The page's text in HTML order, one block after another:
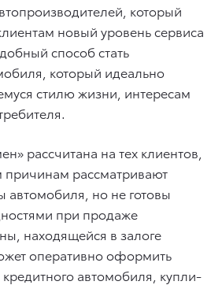
который
новый уровень сервиса
способ стать
который идеально
стилю жизни, интересам
рассчитана на тех клиентов,
причинам рассматривают
автомобиля, но не готовы
при продаже
находящейся в залоге
оперативно оформить
автомобиля, купли-